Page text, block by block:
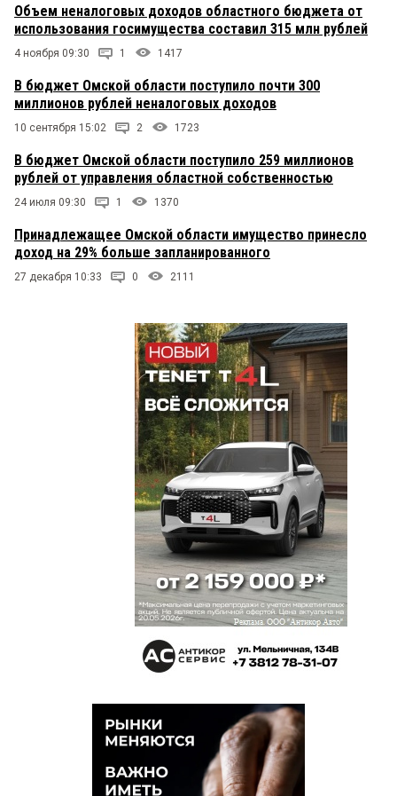
Объем неналоговых доходов областного бюджета от
использования госимущества составил 315 млн рублей
4 ноября 09:30 1 1417
В бюджет Омской области поступило почти 300
миллионов рублей неналоговых доходов
10 сентября 15:02 2 1723
В бюджет Омской области поступило 259 миллионов
рублей от управления областной собственностью
24 июля 09:30 1 1370
Принадлежащее Омской области имущество принесло
доход на 29% больше запланированного
27 декабря 10:33 0 2111